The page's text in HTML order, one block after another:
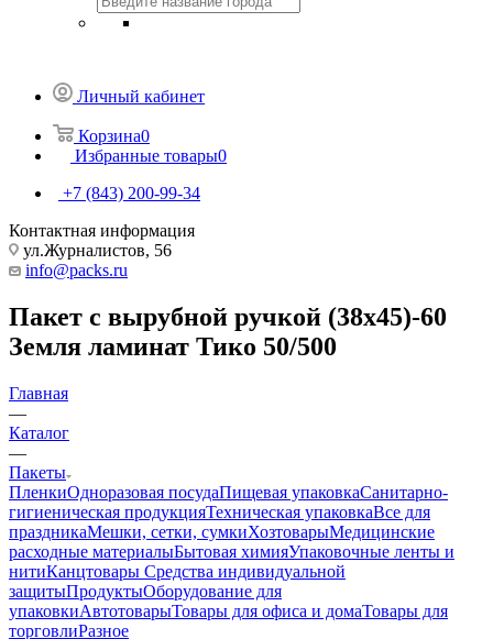
Личный кабинет
Корзина0
Избранные товары0
+7 (843) 200-99-34
Контактная информация
ул.Журналистов, 56
info@packs.ru
Пакет с вырубной ручкой (38х45)-60
Земля ламинат Тико 50/500
Главная
—
Каталог
—
Пакеты
ПленкиОдноразовая посудаПищевая упаковкаСанитарно-
гигиеническая продукцияТехническая упаковкаВсе для
праздникаМешки, сетки, сумкиХозтоварыМедицинские
расходные материалыБытовая химияУпаковочные ленты и
нитиКанцтовары Средства индивидуальной
защитыПродуктыОборудование для
упаковкиАвтотоварыТовары для офиса и домаТовары для
торговлиРазное